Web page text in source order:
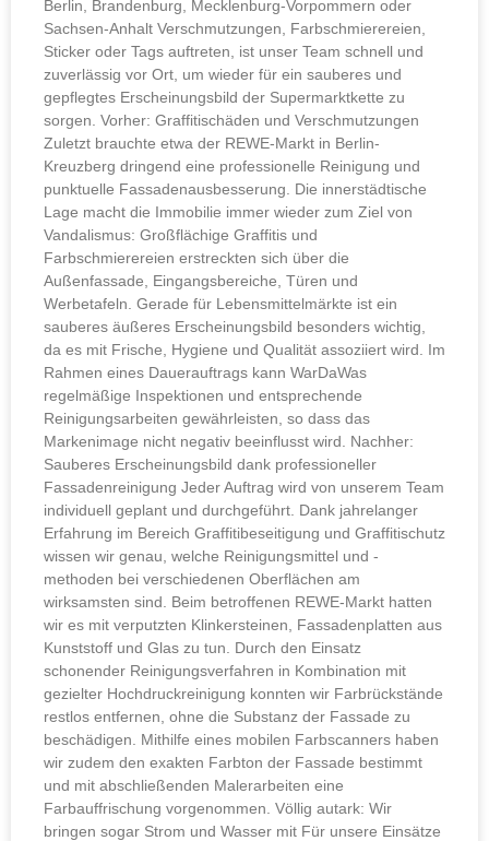
Berlin, Brandenburg, Mecklenburg-Vorpommern oder
Sachsen-Anhalt Verschmutzungen, Farbschmierereien,
Sticker oder Tags auftreten, ist unser Team schnell und
zuverlässig vor Ort, um wieder für ein sauberes und
gepflegtes Erscheinungsbild der Supermarktkette zu
sorgen. Vorher: Graffitischäden und Verschmutzungen
Zuletzt brauchte etwa der REWE-Markt in Berlin-
Kreuzberg dringend eine professionelle Reinigung und
punktuelle Fassadenausbesserung. Die innerstädtische
Lage macht die Immobilie immer wieder zum Ziel von
Vandalismus: Großflächige Graffitis und
Farbschmierereien erstreckten sich über die
Außenfassade, Eingangsbereiche, Türen und
Werbetafeln. Gerade für Lebensmittelmärkte ist ein
sauberes äußeres Erscheinungsbild besonders wichtig,
da es mit Frische, Hygiene und Qualität assoziiert wird. Im
Rahmen eines Dauerauftrags kann WarDaWas
regelmäßige Inspektionen und entsprechende
Reinigungsarbeiten gewährleisten, so dass das
Markenimage nicht negativ beeinflusst wird. Nachher:
Sauberes Erscheinungsbild dank professioneller
Fassadenreinigung Jeder Auftrag wird von unserem Team
individuell geplant und durchgeführt. Dank jahrelanger
Erfahrung im Bereich Graffitibeseitigung und Graffitischutz
wissen wir genau, welche Reinigungsmittel und -
methoden bei verschiedenen Oberflächen am
wirksamsten sind. Beim betroffenen REWE-Markt hatten
wir es mit verputzten Klinkersteinen, Fassadenplatten aus
Kunststoff und Glas zu tun. Durch den Einsatz
schonender Reinigungsverfahren in Kombination mit
gezielter Hochdruckreinigung konnten wir Farbrückstände
restlos entfernen, ohne die Substanz der Fassade zu
beschädigen. Mithilfe eines mobilen Farbscanners haben
wir zudem den exakten Farbton der Fassade bestimmt
und mit abschließenden Malerarbeiten eine
Farbauffrischung vorgenommen. Völlig autark: Wir
bringen sogar Strom und Wasser mit Für unsere Einsätze